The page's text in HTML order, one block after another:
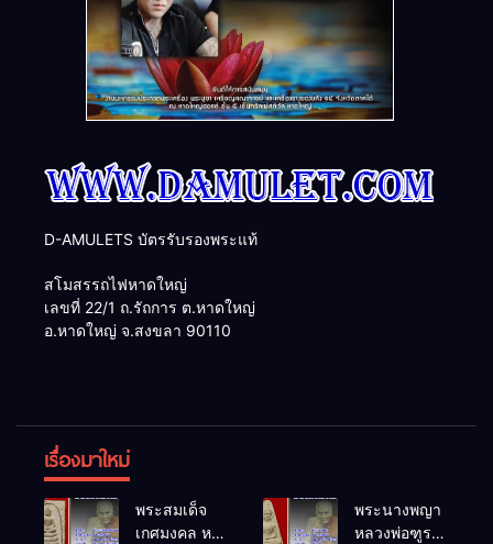
D-AMULETS บัตรรับรองพระแท้
สโมสรรถไฟหาดใหญ่
เลขที่ 22/1 ถ.รัถการ ต.หาดใหญ่
อ.หาดใหญ่ จ.สงขลา 90110
เรื่องมาใหม่
พระสมเด็จ
เกศมงคล หล
พระนางพญา
หลวงพ่อฑูรย์